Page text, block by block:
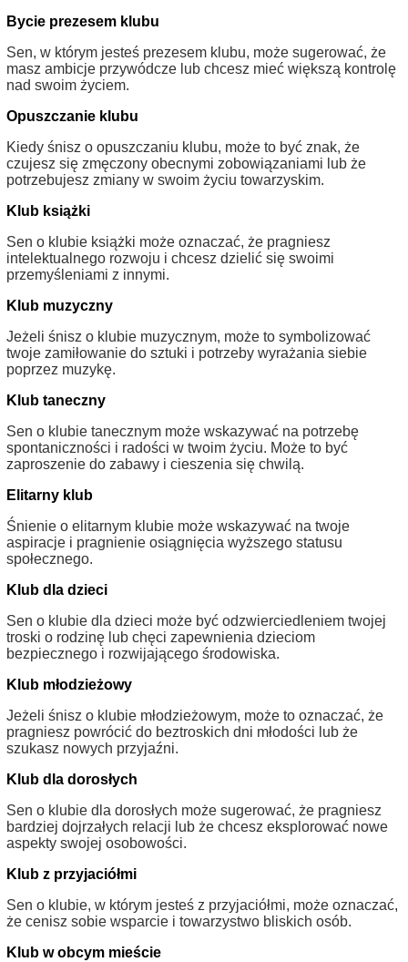
Bycie prezesem klubu
Sen, w którym jesteś prezesem klubu, może sugerować, że
masz ambicje przywódcze lub chcesz mieć większą kontrolę
nad swoim życiem.
Opuszczanie klubu
Kiedy śnisz o opuszczaniu klubu, może to być znak, że
czujesz się zmęczony obecnymi zobowiązaniami lub że
potrzebujesz zmiany w swoim życiu towarzyskim.
Klub książki
Sen o klubie książki może oznaczać, że pragniesz
intelektualnego rozwoju i chcesz dzielić się swoimi
przemyśleniami z innymi.
Klub muzyczny
Jeżeli śnisz o klubie muzycznym, może to symbolizować
twoje zamiłowanie do sztuki i potrzeby wyrażania siebie
poprzez muzykę.
Klub taneczny
Sen o klubie tanecznym może wskazywać na potrzebę
spontaniczności i radości w twoim życiu. Może to być
zaproszenie do zabawy i cieszenia się chwilą.
Elitarny klub
Śnienie o elitarnym klubie może wskazywać na twoje
aspiracje i pragnienie osiągnięcia wyższego statusu
społecznego.
Klub dla dzieci
Sen o klubie dla dzieci może być odzwierciedleniem twojej
troski o rodzinę lub chęci zapewnienia dzieciom
bezpiecznego i rozwijającego środowiska.
Klub młodzieżowy
Jeżeli śnisz o klubie młodzieżowym, może to oznaczać, że
pragniesz powrócić do beztroskich dni młodości lub że
szukasz nowych przyjaźni.
Klub dla dorosłych
Sen o klubie dla dorosłych może sugerować, że pragniesz
bardziej dojrzałych relacji lub że chcesz eksplorować nowe
aspekty swojej osobowości.
Klub z przyjaciółmi
Sen o klubie, w którym jesteś z przyjaciółmi, może oznaczać,
że cenisz sobie wsparcie i towarzystwo bliskich osób.
Klub w obcym mieście